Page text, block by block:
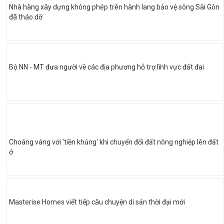
Nhà hàng xây dựng không phép trên hành lang bảo vệ sông Sài Gòn
đã tháo dỡ
Bộ NN - MT đưa người về các địa phương hỗ trợ lĩnh vực đất đai
Choáng váng với 'tiền khủng' khi chuyển đổi đất nông nghiệp lên đất
ở
Masterise Homes viết tiếp câu chuyện di sản thời đại mới